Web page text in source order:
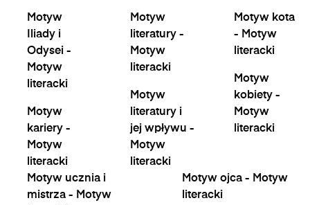
Motyw
Iliady i
Odysei -
Motyw
literacki
Motyw
kariery -
Motyw
literacki
Motyw
literatury -
Motyw
literacki
Motyw
literatury i
jej wpływu -
Motyw
literacki
Motyw kota
- Motyw
literacki
Motyw
kobiety -
Motyw
literacki
Motyw ucznia i
mistrza - Motyw
Motyw ojca - Motyw
literacki